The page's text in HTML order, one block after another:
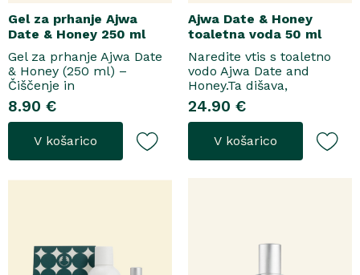
Gel za prhanje Ajwa
Date & Honey 250 ml
Gel za prhanje Ajwa Date
& Honey (250 ml) –
Čiščenje in
pomladitevSpremenite
svoje vsakodnevno
prhanje v razkošen
orientalski ritual z gelom
za prhanje Ajwa Date &
8.90 €
V košarico
Ajwa Date & Honey
toaletna voda 50 ml
Naredite vtis s toaletno
vodo Ajwa Date and
Honey.Ta dišava,
zasnovana tako za
razkošne priložnosti kot
za vsakodnevno nošenje,
se odpre z notami suhega
grozdja, labana in frezije,
24.90 €
V košarico